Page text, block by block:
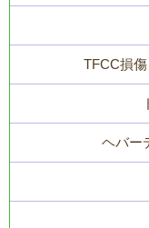
TFCC損傷
ヘバー